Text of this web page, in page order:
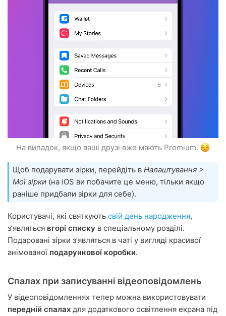
На випадок, якщо ваші друзі вже мають Premium.
Щоб подарувати зірки, перейдіть в Налаштування >
Мої зірки (на iOS ви побачите це меню, тільки якщо
раніше придбали зірки для себе).
Користувачі, які святкують свій день народження,
зʼявляться вгорі списку в спеціальному розділі.
Подаровані зірки зʼявляться в чаті у вигляді красивої
анімованої подарункової коробки.
Спалах при записуванні відеоповідомлень
У відеоповідомленнях тепер можна використовувати
передній спалах для додаткового освітлення екрана під